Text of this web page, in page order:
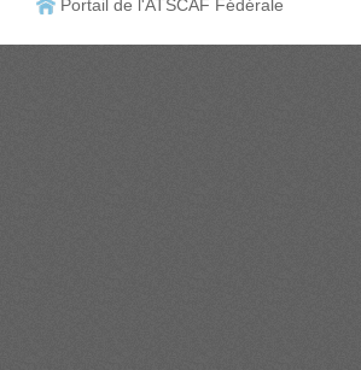
Portail de l'ATSCAF Fédérale